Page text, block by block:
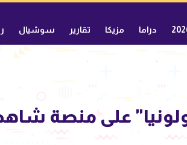
دراما مزيكا تقارير سوشيال
على منصة